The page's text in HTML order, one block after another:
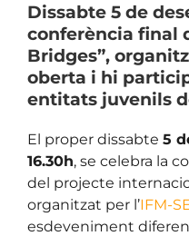
Dissabte 5 de
conferència final
Bridges”,
oberta i hi
entitats juvenils
El proper dissabte 5
16.30h, se celebra la
del projecte
organitzat per l’IFM-
esdeveniment